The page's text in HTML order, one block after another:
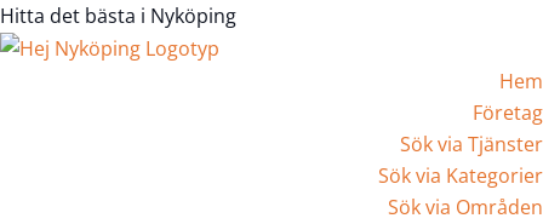
Hitta det bästa i Nyköping
Hem
Företag
Sök via Tjänster
Sök via Kategorier
Sök via Områden